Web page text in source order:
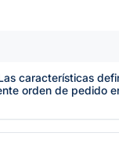
características
orden de pedido